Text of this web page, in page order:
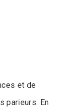
et de
parieurs. En